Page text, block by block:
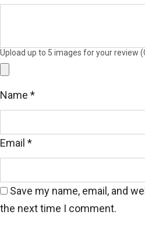
Đặc thù công việc của nhân
thiết kế chỉn chu, lịch sự thì
luôn được Fennik ưu tiên
Upload up to 5 images for your review
Name *
Email *
Save my name, email, and
the next time I comment.